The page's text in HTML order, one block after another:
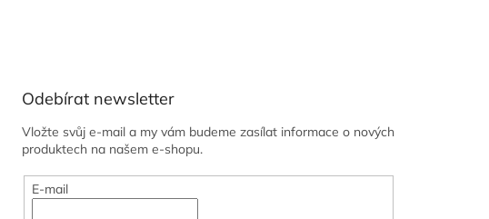
Odebírat newsletter
Vložte svůj e-mail a my vám budeme zasílat informace o nových
produktech na našem e-shopu.
E-mail